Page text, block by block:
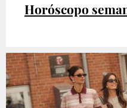
Horóscopo